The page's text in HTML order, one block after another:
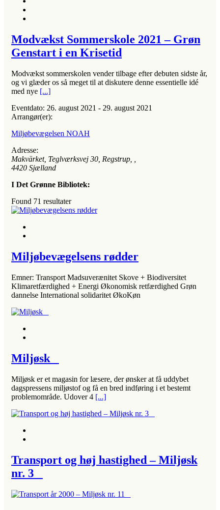
Modvækst Sommerskole 2021 – Grøn
Genstart i en Krisetid
Modvækst sommerskolen vender tilbage efter debuten sidste år,
og vi glæder os så meget til at diskutere denne essentielle idé
med nye [...]
Eventdato: 26. august 2021 - 29. august 2021
Arrangør(er):
Miljøbevægelsen NOAH
Adresse:
Makvärket, Teglværksvej 30, Regstrup
4420 Sjælland
I Det Grønne Bibliotek:
Found 71 resultater
Miljøbevægelsens rødder
Emner: Transport Madsuverænitet Skove + Biodiversitet
Klimaretfærdighed + Energi Økonomisk retfærdighed Grøn
dannelse International solidaritet ØkoKøn
Miljøsk
Miljøsk er et magasin for læsere, der ønsker at få uddybet
dagspressens miljøstof og få en bred indføring i et bestemt
problemområde. Udover 4 [...]
Transport og høj hastighed – Miljøsk
nr. 3